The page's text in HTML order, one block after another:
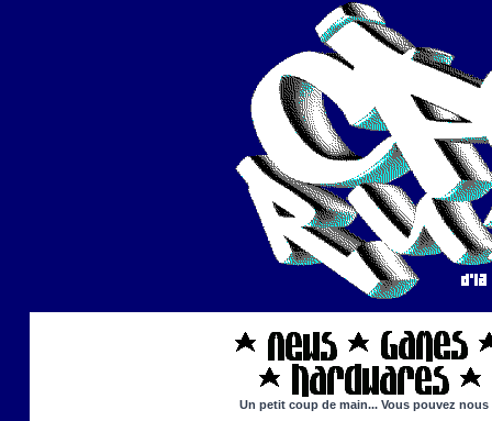
Un petit coup de main... Vous pouvez